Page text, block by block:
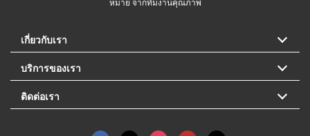
เกี่ยวกับเรา
บริการของเรา
ติดต่อเรา